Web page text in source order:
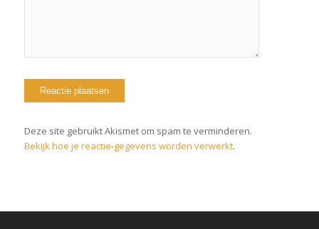
Deze site gebruikt Akismet om spam te verminderen.
Bekijk hoe je reactie-gegevens worden verwerkt.